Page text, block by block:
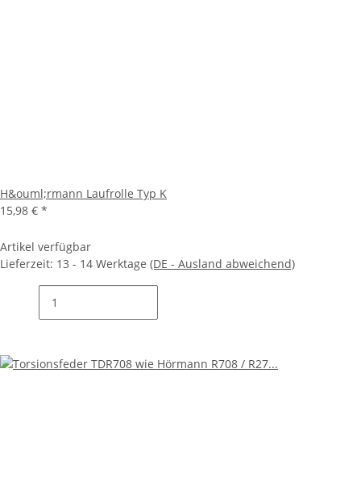
H&ouml;rmann Laufrolle Typ K
15,98 € *
Artikel verfügbar
Lieferzeit: 13 - 14 Werktage (DE - Ausland abweichend)